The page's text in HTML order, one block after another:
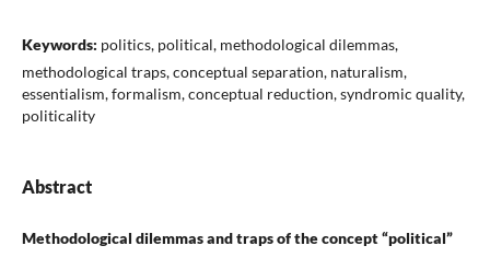
Keywords: politics, political, methodological dilemmas,
methodological traps, conceptual separation, naturalism,
essentialism, formalism, conceptual reduction, syndromic quality,
politicality
Abstract
Methodological dilemmas and traps of the concept “political”